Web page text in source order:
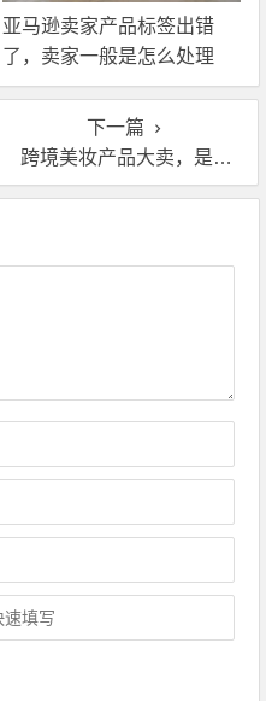
亚马逊卖家产品标签出错
了，卖家一般是怎么处理
的？
下一篇
跨境美妆产品大卖，是怎么利用英国海外仓卖爆全英的？